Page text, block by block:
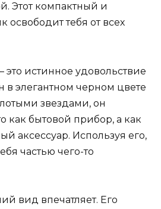
Этот компактный и
тебя от всех
истинное удовольствие
в элегантном черном цвете
звездами, он
как бытовой прибор, а как
аксессуар. Используя его,
частью чего-то
вид впечатляет. Его